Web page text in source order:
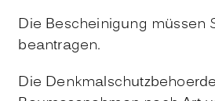
Die Bescheinigung müssen
beantragen.
Die